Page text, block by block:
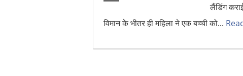
लैंडिंग
विमान के भीतर ही महिला ने एक बच्ची को...